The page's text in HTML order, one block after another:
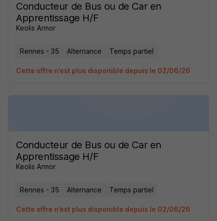
Conducteur de Bus ou de Car en
Apprentissage H/F
Keolis Armor
Rennes - 35 Alternance Temps partiel
Cette offre n’est plus disponible depuis le 02/06/26
Conducteur de Bus ou de Car en
Apprentissage H/F
Keolis Armor
Rennes - 35 Alternance Temps partiel
Cette offre n’est plus disponible depuis le 02/06/26